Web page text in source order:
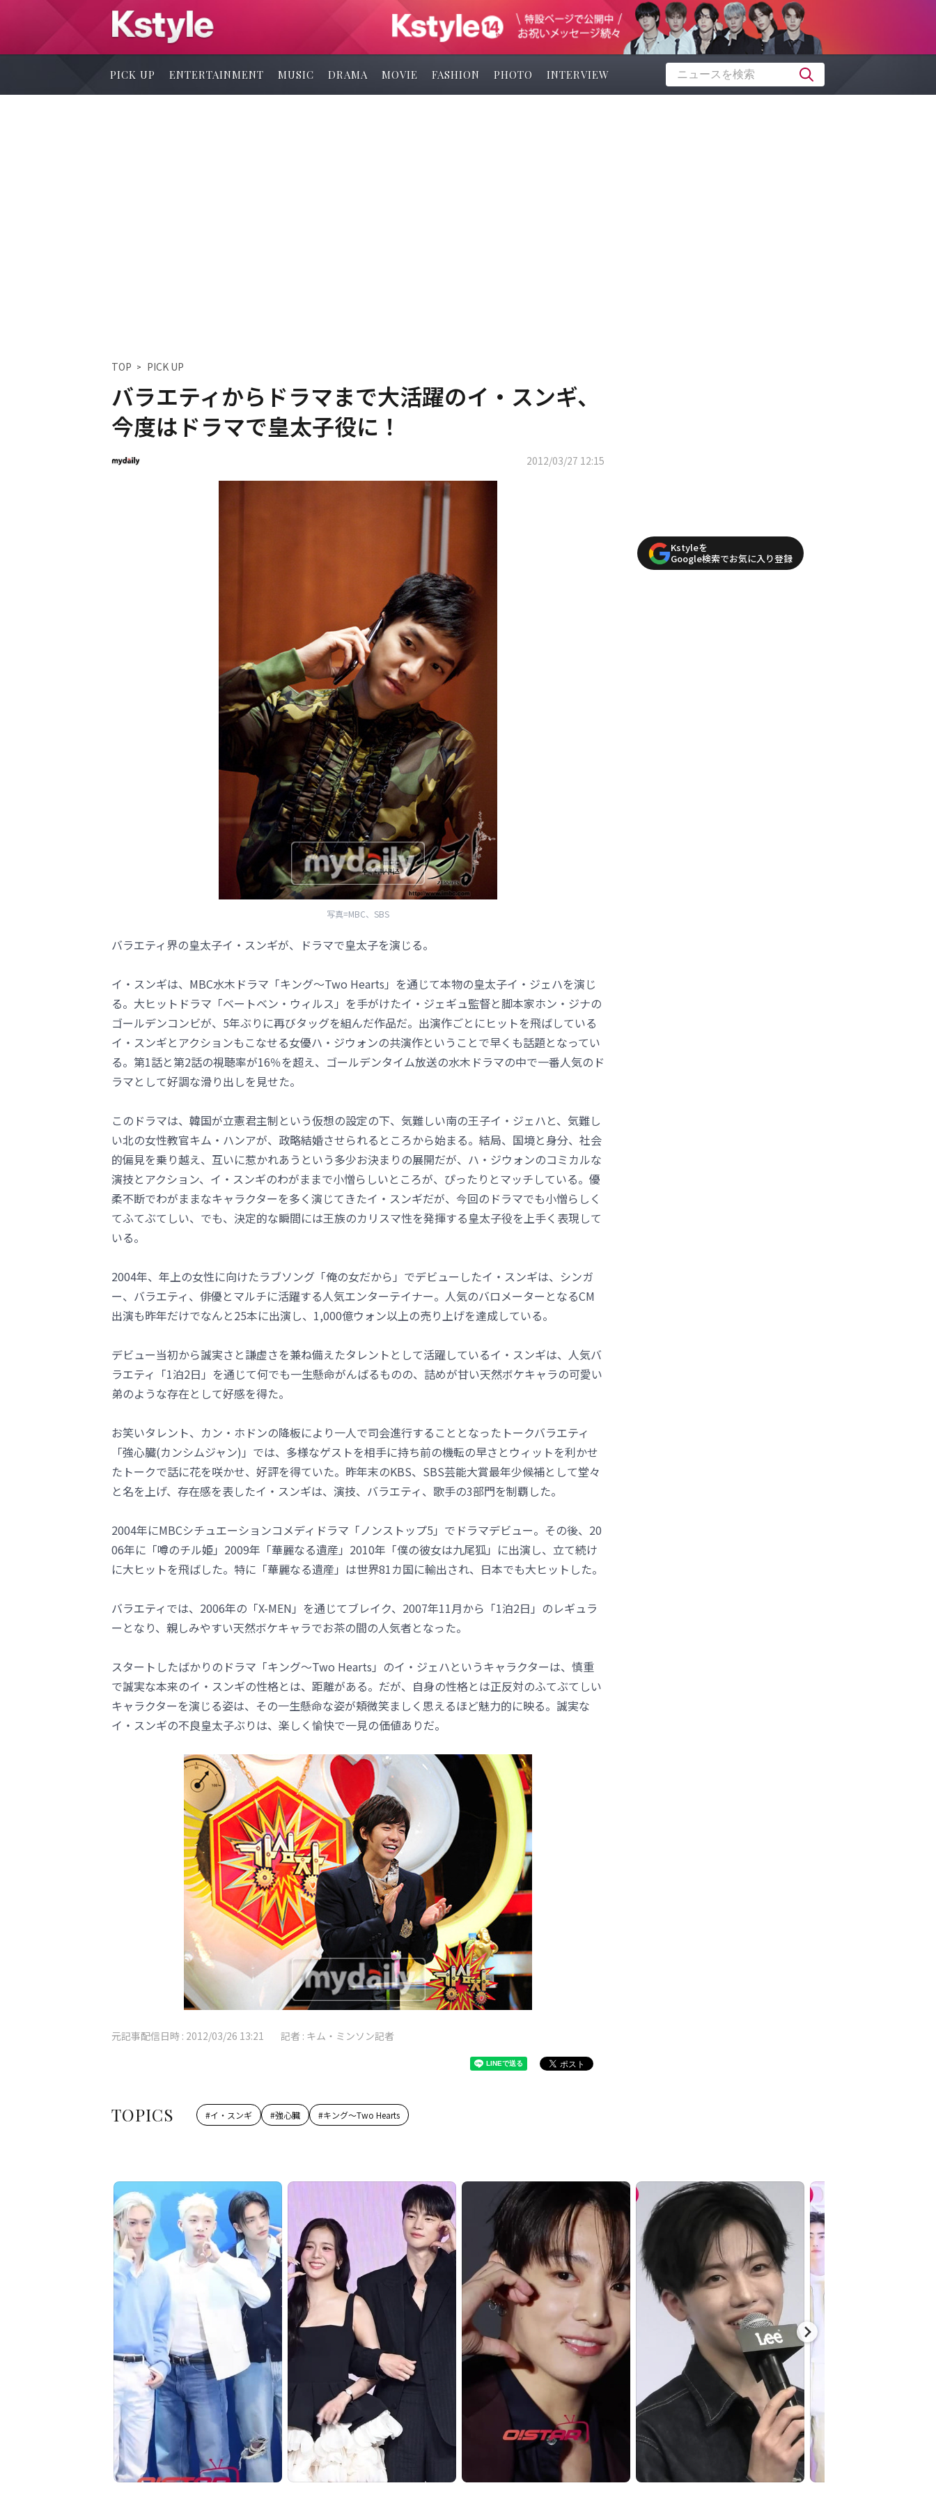
PICK UP ENTERTAINMENT MUSIC DRAMA MOVIE FASHION PHOTO INTERVIEW
TOP PICK UP
バラエティからドラマまで大活躍のイ・スンギ、
今度はドラマで皇太子役に！
2012/03/27 12:15
写真=MBC、SBS
バラエティ界の皇太子イ・スンギが、ドラマで皇太子を演じる。
イ・スンギは、MBC水木ドラマ「キング～Two Hearts」を通じて本物の皇太子イ・ジェハを演じ
る。大ヒットドラマ「ベートベン・ウィルス」を手がけたイ・ジェギュ監督と脚本家ホン・ジナの
ゴールデンコンビが、5年ぶりに再びタッグを組んだ作品だ。出演作ごとにヒットを飛ばしている
イ・スンギとアクションもこなせる女優ハ・ジウォンの共演作ということで早くも話題となってい
る。第1話と第2話の視聴率が16％を超え、ゴールデンタイム放送の水木ドラマの中で一番人気のド
ラマとして好調な滑り出しを見せた。
このドラマは、韓国が立憲君主制という仮想の設定の下、気難しい南の王子イ・ジェハと、気難し
い北の女性教官キム・ハンアが、政略結婚させられるところから始まる。結局、国境と身分、社会
的偏見を乗り越え、互いに惹かれあうという多少お決まりの展開だが、ハ・ジウォンのコミカルな
演技とアクション、イ・スンギのわがままで小憎らしいところが、ぴったりとマッチしている。優
柔不断でわがままなキャラクターを多く演じてきたイ・スンギだが、今回のドラマでも小憎らしく
てふてぶてしい、でも、決定的な瞬間には王族のカリスマ性を発揮する皇太子役を上手く表現して
いる。
2004年、年上の女性に向けたラブソング「俺の女だから」でデビューしたイ・スンギは、シンガ
ー、バラエティ、俳優とマルチに活躍する人気エンターテイナー。人気のバロメーターとなるCM
出演も昨年だけでなんと25本に出演し、1,000億ウォン以上の売り上げを達成している。
デビュー当初から誠実さと謙虚さを兼ね備えたタレントとして活躍しているイ・スンギは、人気バ
ラエティ「1泊2日」を通じて何でも一生懸命がんばるものの、詰めが甘い天然ボケキャラの可愛い
弟のような存在として好感を得た。
お笑いタレント、カン・ホドンの降板により一人で司会進行することとなったトークバラエティ
「強心臓(カンシムジャン)」では、多様なゲストを相手に持ち前の機転の早さとウィットを利かせ
たトークで話に花を咲かせ、好評を得ていた。昨年末のKBS、SBS芸能大賞最年少候補として堂々
と名を上げ、存在感を表したイ・スンギは、演技、バラエティ、歌手の3部門を制覇した。
2004年にMBCシチュエーションコメディドラマ「ノンストップ5」でドラマデビュー。その後、20
06年に「噂のチル姫」2009年「華麗なる遺産」2010年「僕の彼女は九尾狐」に出演し、立て続け
に大ヒットを飛ばした。特に「華麗なる遺産」は世界81カ国に輸出され、日本でも大ヒットした。
バラエティでは、2006年の「X-MEN」を通じてブレイク、2007年11月から「1泊2日」のレギュラ
ーとなり、親しみやすい天然ボケキャラでお茶の間の人気者となった。
スタートしたばかりのドラマ「キング～Two Hearts」のイ・ジェハというキャラクターは、慎重
で誠実な本来のイ・スンギの性格とは、距離がある。だが、自身の性格とは正反対のふてぶてしい
キャラクターを演じる姿は、その一生懸命な姿が頬微笑ましく思えるほど魅力的に映る。誠実な
イ・スンギの不良皇太子ぶりは、楽しく愉快で一見の価値ありだ。
元記事配信日時 : 2012/03/26 13:21 記者 : キム・ミンソン記者
TOPICS #イ・スンギ #強心臓 #キング～Two Hearts
Kstyleを
Google検索でお気に入り登録